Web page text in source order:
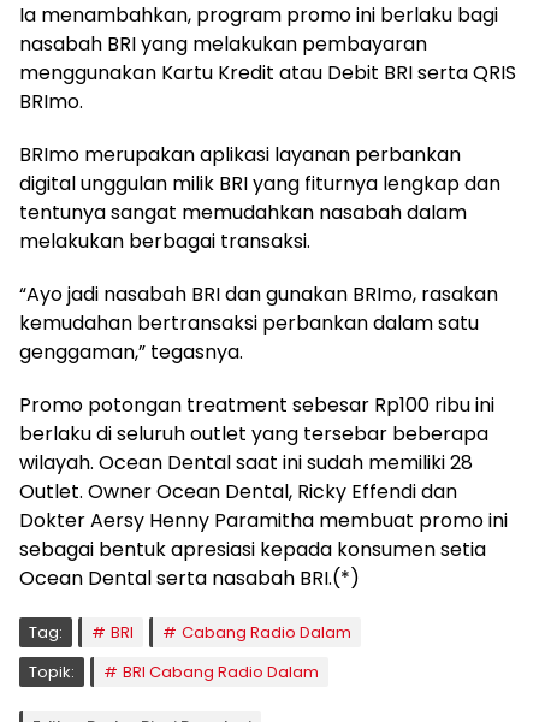
Ia menambahkan, program promo ini berlaku bagi
nasabah BRI yang melakukan pembayaran
menggunakan Kartu Kredit atau Debit BRI serta QRIS
BRImo.
BRImo merupakan aplikasi layanan perbankan
digital unggulan milik BRI yang fiturnya lengkap dan
tentunya sangat memudahkan nasabah dalam
melakukan berbagai transaksi.
“Ayo jadi nasabah BRI dan gunakan BRImo, rasakan
kemudahan bertransaksi perbankan dalam satu
genggaman,” tegasnya.
Promo potongan treatment sebesar Rp100 ribu ini
berlaku di seluruh outlet yang tersebar beberapa
wilayah. Ocean Dental saat ini sudah memiliki 28
Outlet. Owner Ocean Dental, Ricky Effendi dan
Dokter Aersy Henny Paramitha membuat promo ini
sebagai bentuk apresiasi kepada konsumen setia
Ocean Dental serta nasabah BRI.(*)
Tag: BRI
Cabang Radio Dalam
Topik:
BRI Cabang Radio Dalam